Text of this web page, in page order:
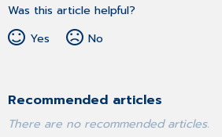
Was this article helpful?
Yes
No
Recommended articles
There are no recommended articles.